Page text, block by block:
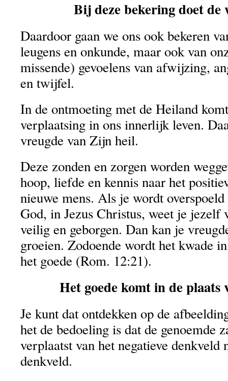
Bij deze bekering doet de
Daardoor gaan we ons ook bekeren
leugens en onkunde, maar ook van
missende) gevoelens van afwijzing,
en twijfel.
In de ontmoeting met de Heiland
verplaatsing in ons innerlijk leven.
vreugde van Zijn heil.
Deze zonden en zorgen worden
hoop, liefde en kennis naar het
nieuwe mens. Als je wordt
God, in Jezus Christus, weet je jezelf
veilig en geborgen. Dan kan je
groeien. Zodoende wordt het kwade
het goede (Rom. 12:21).
Het goede komt in de plaats
Je kunt dat ontdekken op de
het de bedoeling is dat de genoemde
verplaatst van het negatieve denkveld
denkveld.